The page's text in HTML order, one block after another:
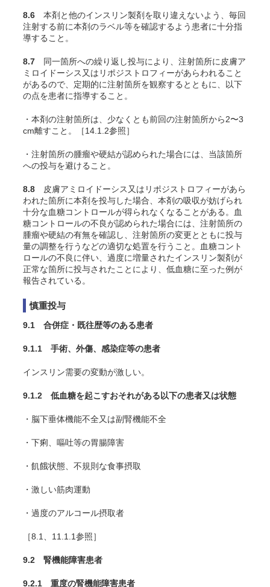
8.6 本剤と他のインスリン製剤を取り違えないよう、毎回
注射する前に本剤のラベル等を確認するよう患者に十分指
導すること。
8.7 同一箇所への繰り返し投与により、注射箇所に皮膚ア
ミロイドーシス又はリポジストロフィーがあらわれること
があるので、定期的に注射箇所を観察するとともに、以下
の点を患者に指導すること。
・本剤の注射箇所は、少なくとも前回の注射箇所から2〜3
cm離すこと。［14.1.2参照］
・注射箇所の腫瘤や硬結が認められた場合には、当該箇所
への投与を避けること。
8.8 皮膚アミロイドーシス又はリポジストロフィーがあら
われた箇所に本剤を投与した場合、本剤の吸収が妨げられ
十分な血糖コントロールが得られなくなることがある。血
糖コントロールの不良が認められた場合には、注射箇所の
腫瘤や硬結の有無を確認し、注射箇所の変更とともに投与
量の調整を行うなどの適切な処置を行うこと。血糖コント
ロールの不良に伴い、過度に増量されたインスリン製剤が
正常な箇所に投与されたことにより、低血糖に至った例が
報告されている。
慎重投与
9.1 合併症・既往歴等のある患者
9.1.1 手術、外傷、感染症等の患者
インスリン需要の変動が激しい。
9.1.2 低血糖を起こすおそれがある以下の患者又は状態
・脳下垂体機能不全又は副腎機能不全
・下痢、嘔吐等の胃腸障害
・飢餓状態、不規則な食事摂取
・激しい筋肉運動
・過度のアルコール摂取者
［8.1、11.1.1参照］
9.2 腎機能障害患者
9.2.1 重度の腎機能障害患者